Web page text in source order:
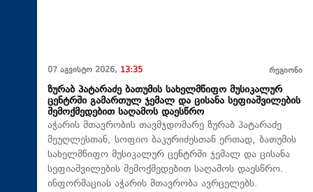
07 აგვისტო 2026, 13:35 რეგიონი
ზურაბ პატარაძე ბათუმის სახელმწიფო მუსიკალურ
ცენტრში გამართულ ჯემალ და ცისანა სეფიაშვილების
შემოქმედებით საღამოს დაესწრო
აჭარის მთავრობის თავმჯდომარე ზურაბ პატარაძე
მეუღლესთან, სოფიო ბაკურიძესთან ერთად, ბათუმის
სახელმწიფო მუსიკალურ ცენტრში ჯემალ და ცისანა
სეფიაშვილების შემოქმედებით საღამოს დაესწრო.
ინფორმაციას აჭარის მთავრობა ავრცელებს.